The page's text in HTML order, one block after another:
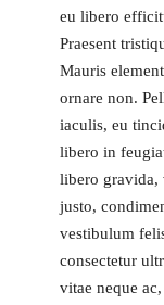
eu libero
Praesent
Mauris
ornare non.
iaculis, eu
libero in
libero gravida,
justo,
vestibulum
consectetur
vitae neque